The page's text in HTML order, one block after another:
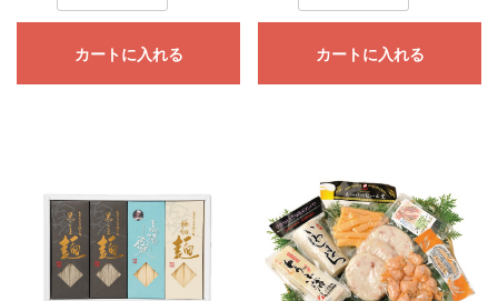
カートに入れる カートに入れる